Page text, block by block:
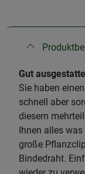
​Gut
Sie haben
schnell aber
diesem
Ihnen alles
große
Bindedraht.